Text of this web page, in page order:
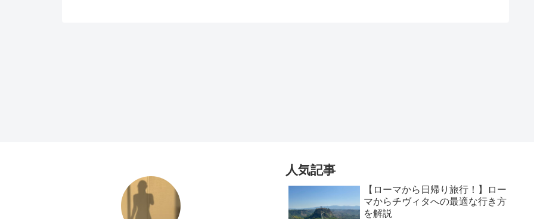
人気記事
【ローマから日帰り旅行！】ロー
マからチヴィタへの最適な行き方
を解説​